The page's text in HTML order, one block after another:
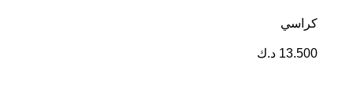
كراسي
13.500 د.ك